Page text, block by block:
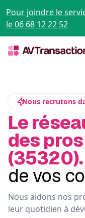
Pour joindre le
le 06 68 12 22 52
Nous recrutons
Le
des
(35320).
de vos
Nous aidons nos
leur quotidien à